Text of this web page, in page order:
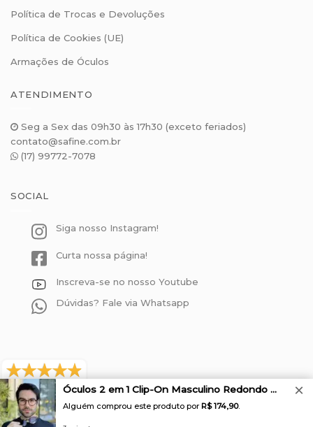
Política de Trocas e Devoluções
Política de Cookies (UE)
Armações de Óculos
ATENDIMENTO
Seg a Sex das 09h30 às 17h30 (exceto feriados)
contato@safine.com.br
(17) 99772-7078
SOCIAL
Siga nosso Instagram!
Curta nossa página!
Inscreva-se no nosso Youtube
Dúvidas? Fale via Whatsapp
571 avaliações reais Óculos 2 em 1 Clip-On Masculino Redondo Tartaruga João
Alguém comprou este produto por R$ 174,90.
×